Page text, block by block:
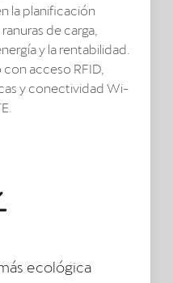
la planificación
de carga,
y la rentabilidad.
acceso RFID,
y conectividad Wi-
ecológica